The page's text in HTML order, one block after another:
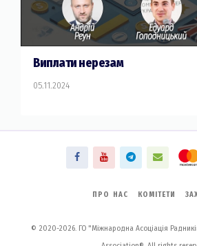
Виплати нерезам
05.11.2024
ПРО НАС КОМІТЕТИ
© 2020-2026. ГО "Міжнародна Асоціація